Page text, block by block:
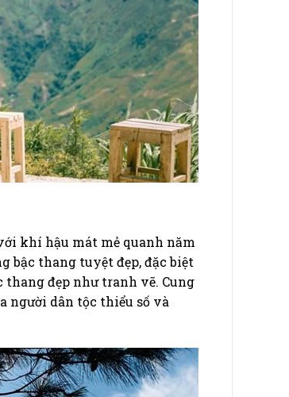
khí hậu mát mẻ quanh năm
bậc thang tuyệt đẹp, đặc biệt
đẹp như tranh vẽ. Cung
người dân tộc thiểu số và